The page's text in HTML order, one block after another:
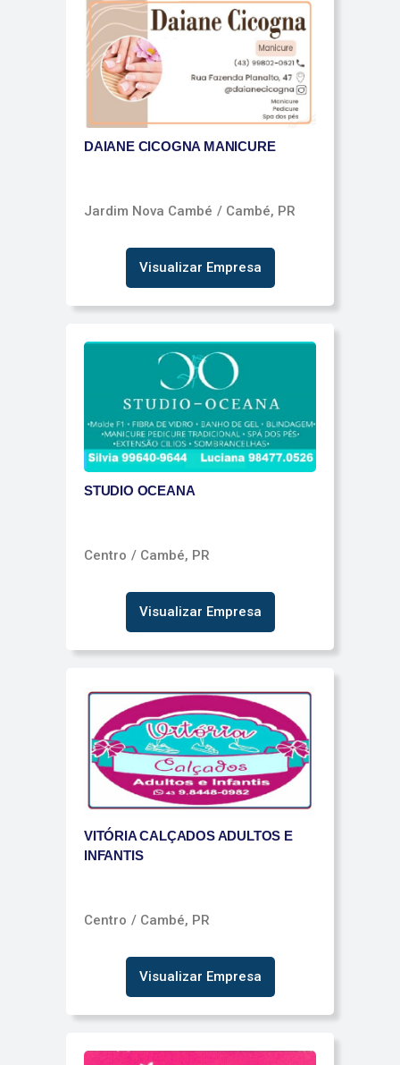
DAIANE CICOGNA MANICURE
Jardim Nova Cambé / Cambé, PR
Visualizar Empresa
STUDIO OCEANA
Centro / Cambé, PR
Visualizar Empresa
VITÓRIA CALÇADOS ADULTOS E
INFANTIS
Centro / Cambé, PR
Visualizar Empresa